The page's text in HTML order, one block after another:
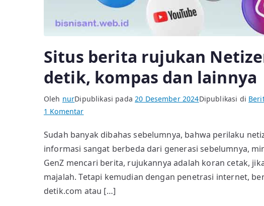
Situs berita rujukan
detik, kompas dan lainnya
Oleh nurDipublikasi pada20 Desember 2024Dipublikasi di
1 Komentarpada
berita
rujukan
Netizen
ternyata
bukan
Sudah banyak dibahas sebelumnya, bahwa perilaku
informasi sangat berbeda dari generasi sebelumnya,
GenZ mencari berita, rujukannya adalah koran cetak,
majalah. Tetapi kemudian dengan penetrasi internet,
detik.com atau […]